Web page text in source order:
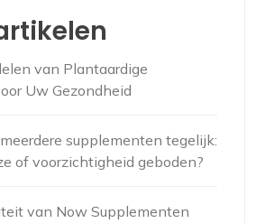
van Plantaardige
Uw Gezondheid
supplementen tegelijk:
of voorzichtigheid geboden?
van Now Supplementen